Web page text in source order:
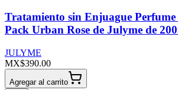
Tratamiento sin Enjuague
Pack Urban Rose de Julyme de
JULYME
MX$390.00
Agregar al carrito